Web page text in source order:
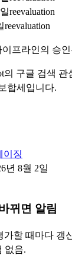
reevaluation
reevaluation
프라인의 승
의 구글 검색 관
보합세입니다.
이징
년 8월 2일
뀌면 알림
할 때마다 갱
없음.